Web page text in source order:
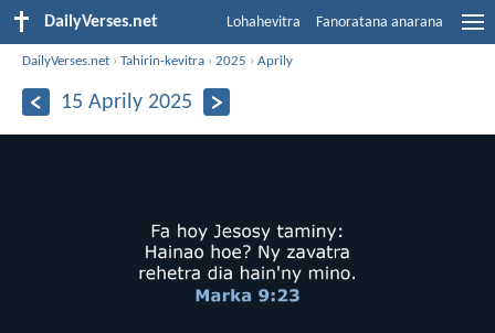
DailyVerses.net Lohahevitra Fanoratana anarana
DailyVerses.net ›Tahirin-kevitra ›2025 ›Aprily
15 Aprily 2025